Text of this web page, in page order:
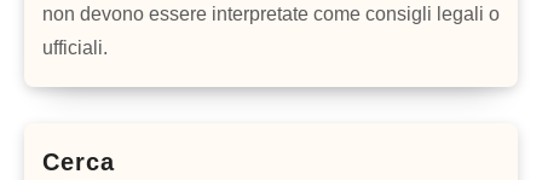
non devono essere interpretate come consigli legali o
ufficiali.
Cerca